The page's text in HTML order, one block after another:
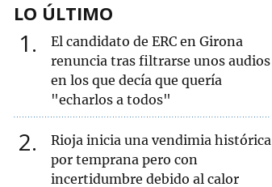
LO ÚLTIMO
1
El candidato de ERC en Girona
renuncia tras filtrarse unos audios
en los que decía que quería
"echarlos a todos"
2
Rioja inicia una vendimia histórica
por temprana pero con
incertidumbre debido al calor